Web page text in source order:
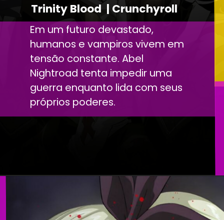
Trinity Blood | Crunchyroll
Em um futuro devastado,
humanos e vampiros vivem em
tensão constante. Abel
Nightroad tenta impedir uma
guerra enquanto lida com seus
próprios poderes.